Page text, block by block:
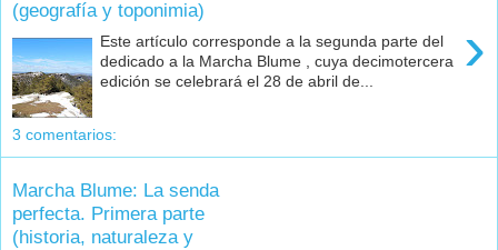
(geografía y toponimia)
›
Este artículo corresponde a la segunda parte del
dedicado a la Marcha Blume , cuya decimotercera
edición se celebrará el 28 de abril de...
3 comentarios:
Marcha Blume: La senda
perfecta. Primera parte
(historia, naturaleza y